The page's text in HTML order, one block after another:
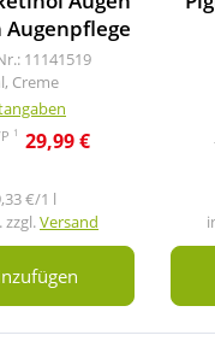
11141519
Creme
1 29,99 €
€/1 l
zzgl.Versand